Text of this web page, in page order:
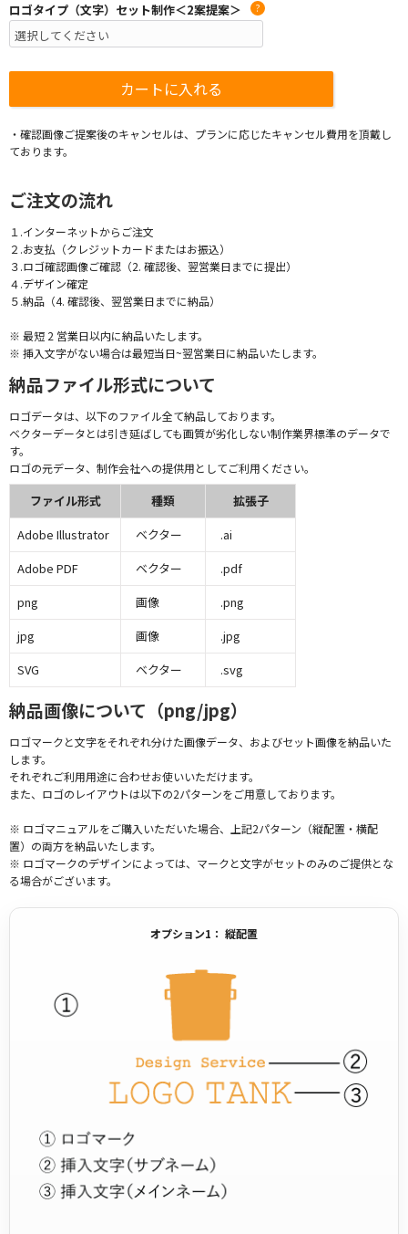
ロゴタイプ（文字）セット制作＜2案提案＞ ?
・確認画像ご提案後のキャンセルは、プランに応じたキャンセル費用を頂戴し
ております。
ご注文の流れ
１.インターネットからご注文
２.お支払（クレジットカードまたはお振込）
３.ロゴ確認画像ご確認（2. 確認後、翌営業日までに提出）
４.デザイン確定
５.納品（4. 確認後、翌営業日までに納品）
※ 最短 2 営業日以内に納品いたします。
※ 挿入文字がない場合は最短当日~翌営業日に納品いたします。
納品ファイル形式について
ロゴデータは、以下のファイル全て納品しております。
ベクターデータとは引き延ばしても画質が劣化しない制作業界標準のデータで
す。
ロゴの元データ、制作会社への提供用としてご利用ください。
ファイル形式 種類
拡張子
Adobe Illustrator
ベクター
.ai
Adobe PDF
ベクター
.pdf
png
画像
.png
jpg
画像
.jpg
SVG
ベクター .svg
納品画像について（png/jpg）
ロゴマークと文字をそれぞれ分けた画像データ、およびセット画像を納品いた
します。
それぞれご利用用途に合わせお使いいただけます。
また、ロゴのレイアウトは以下の2パターンをご用意しております。
※ ロゴマニュアルをご購入いただいた場合、上記2パターン（縦配置・横配
置）の両方を納品いたします。
※ ロゴマークのデザインによっては、マークと文字がセットのみのご提供とな
る場合がございます。
オプション1： 縦配置